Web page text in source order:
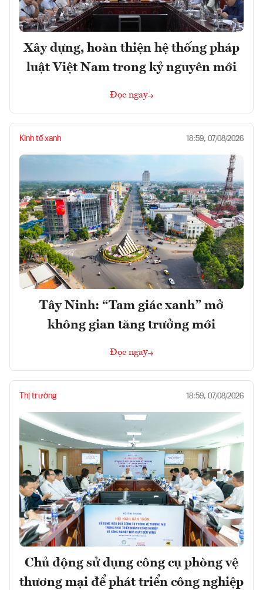
Xây dựng, hoàn thiện hệ thống pháp
luật Việt Nam trong kỷ nguyên mới
Đọc ngay
Kinh tế xanh 18:59, 07/08/2026
Tây Ninh: “Tam giác xanh” mở
không gian tăng trưởng mới
Đọc ngay
Thị trường 18:59, 07/08/2026
Chủ động sử dụng công cụ phòng vệ
thương mại để phát triển công nghiệp